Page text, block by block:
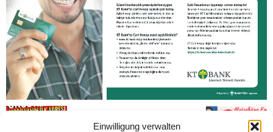
Einwilligung verwalten